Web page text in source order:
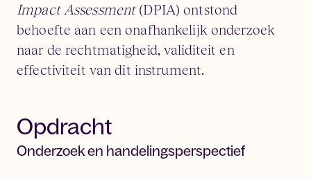
Impact Assessment(DPIA) ontstond
behoefte aan een onafhankelijk onderzoek
naar de rechtmatigheid, validiteit en
effectiviteit van dit instrument.
Opdracht
Onderzoek en handelingsperspectief